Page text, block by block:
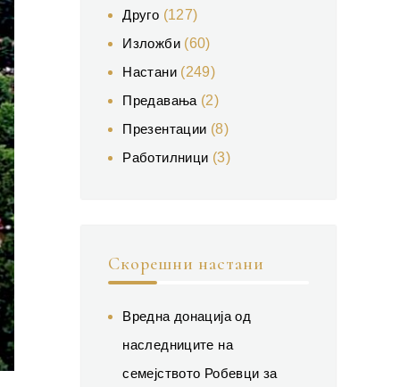
Друго (127)
Изложби(60)
Настани(249)
Предавања (2)
Презентации (8)
Работилници (3)
Скорешни настани
Вредна донација од
наследниците на
семејството Робевци за